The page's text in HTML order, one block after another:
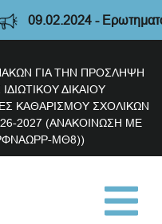
09.02.2024 -
ΓΙΑ ΤΗΝ ΠΡΟΣΛΗΨΗ
ΔΙΚΑΙΟΥ
ΚΑΘΑΡΙΣΜΟΥ ΣΧΟΛΙΚΩΝ
2027 (ΑΝΑΚΟΙΝΩΣΗ ΜΕ
ΜΘ8))